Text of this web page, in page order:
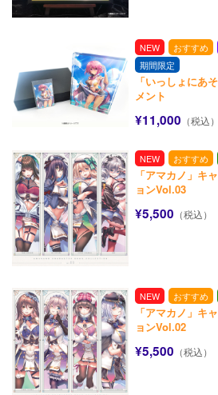
NEW おすすめ
期間限定
「いっしょにあ
メント
¥11,000 （税込）
NEW おすすめ
「アマカノ」キ
ョンVol.03
¥5,500 （税込）
NEW おすすめ
「アマカノ」キ
ョンVol.02
¥5,500 （税込）